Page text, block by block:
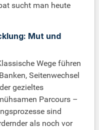
sucht man heute
Mut und
Wege führen
Seitenwechsel
gezieltes
Parcours –
sind
als noch vor